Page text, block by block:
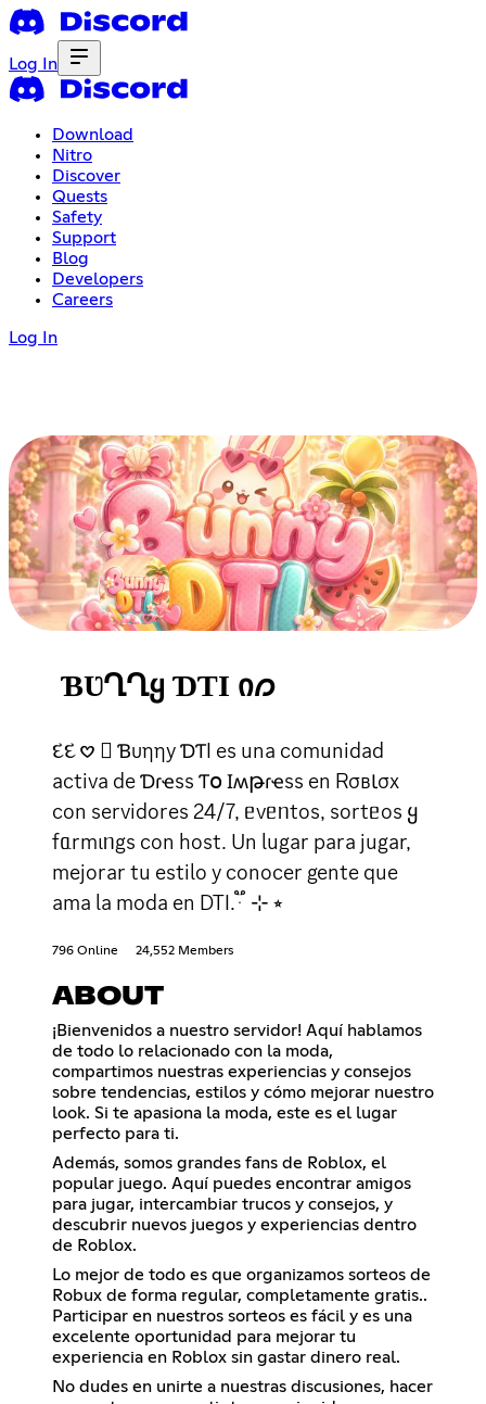
Log In
Download
Nitro
Discover
Quests
Safety
Support
Blog
Developers
Careers
Log In
ƁƲՂՂᲧ ƊƬӀ Ი𐑼
દદ 𖹭 〬 Ɓυηηу ƊƬI es una comunidad
activa de Ɗɾҽss Ƭօ Ӏʍթɾҽss en RσвƖσx
con servidores 24/7, ᥱvᥱᥒtos, sortᥱos ყ
fᥲrmιᥒgs con host. Un lugar para jugar,
mejorar tu estilo y conocer gente que
ama la moda en DTI. ֟ ּ ⊹ ⭒
796 Online 24,552 Members
ABOUT
¡Bienvenidos a nuestro servidor! Aquí hablamos
de todo lo relacionado con la moda,
compartimos nuestras experiencias y consejos
sobre tendencias, estilos y cómo mejorar nuestro
look. Si te apasiona la moda, este es el lugar
perfecto para ti.
Además, somos grandes fans de Roblox, el
popular juego. Aquí puedes encontrar amigos
para jugar, intercambiar trucos y consejos, y
descubrir nuevos juegos y experiencias dentro
de Roblox.
Lo mejor de todo es que organizamos sorteos de
Robux de forma regular, completamente gratis..
Participar en nuestros sorteos es fácil y es una
excelente oportunidad para mejorar tu
experiencia en Roblox sin gastar dinero real.
No dudes en unirte a nuestras discusiones, hacer